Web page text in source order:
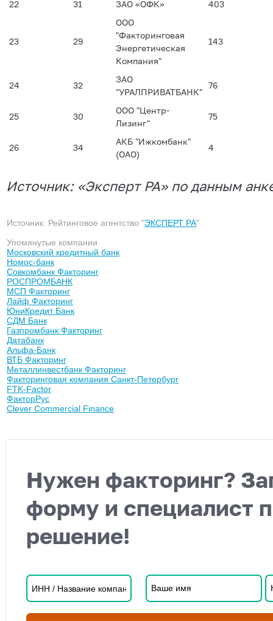
22 31 ЗАО «ОФК» 403
23 29
ООО
"Факторинговая
Энергетическая
Компания"
143
24 32
ЗАО
"УРАЛПРИВАТБАНК"
76
25 30
ООО "Центр-
Лизинг"
75
26 34
АКБ "Ижкомбанк"
(ОАО)
4
Источник: «Эксперт РА» по данным
Источник: Рейтинговое агентство "ЭКСПЕРТ РА"
Упомянутые компании
Московский кредитный банк
Номос-банк
Совкомбанк Факторинг
РОСПРОМБАНК
МСП Факторинг
Лайф Факторинг
ЮниКредит Банк
СДМ Банк
Газпромбанк Факторинг
Датабанк
Альфа-Банк
ВТБ Факторинг
Металлинвестбанк Факторинг
Факторинговая компания Санкт-Петербург
FTK-Factor
ФакторРус
Clever Commercial Finance
Нужен факторинг?
форму и специалист
решение!